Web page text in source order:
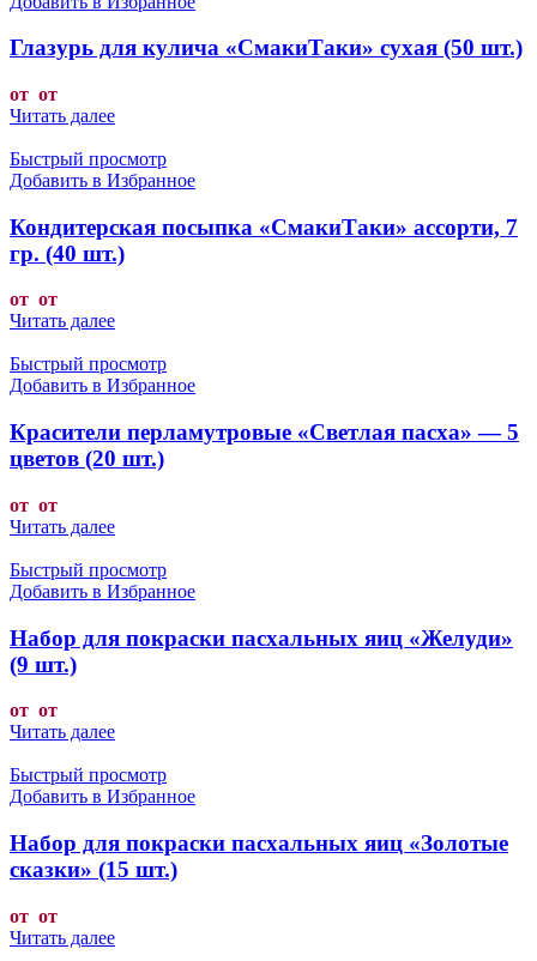
Глазурь для кулича «СмакиТаки» сухая (50 шт.)
от от
Читать далее
Быстрый просмотр
Добавить в Избранное
Кондитерская посыпка «СмакиТаки» ассорти, 7
гр. (40 шт.)
от от
Читать далее
Быстрый просмотр
Добавить в Избранное
Красители перламутровые «Светлая пасха» — 5
цветов (20 шт.)
от от
Читать далее
Быстрый просмотр
Добавить в Избранное
Набор для покраски пасхальных яиц «Желуди»
(9 шт.)
от от
Читать далее
Быстрый просмотр
Добавить в Избранное
Набор для покраски пасхальных яиц «Золотые
сказки» (15 шт.)
от от
Читать далее